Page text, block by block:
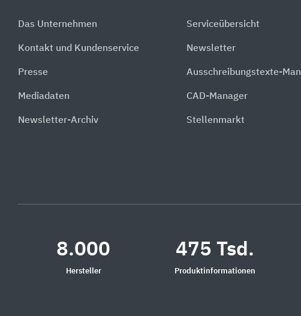
Das Unternehmen
Kontakt und Kundenservice
Presse
Mediadaten
Newsletter-Archiv
Serviceübersicht
Newsletter
Ausschreibungstexte-
CAD-Manager
Stellenmarkt
8.000
Hersteller
475 Tsd.
Produktinformationen